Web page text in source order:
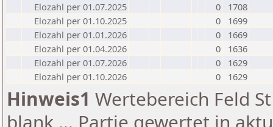
Elozahl per 01.07.2025
0
1708
Elozahl per 01.10.2025
0
1699
Elozahl per 01.01.2026
0
1669
Elozahl per 01.04.2026
0
1636
Elozahl per 01.07.2026
0
1629
Elozahl per 01.10.2026
0 1629
Hinweis1 Wertebereich Feld
blank ... Partie gewertet in